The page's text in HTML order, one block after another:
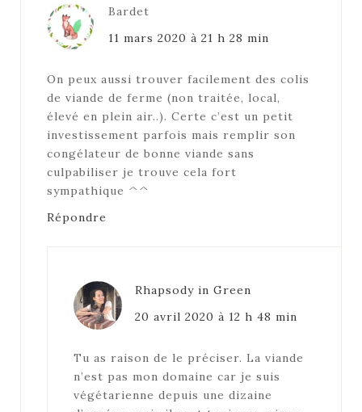
Bardet
11 mars 2020 à 21 h 28 min
On peux aussi trouver facilement des colis
de viande de ferme (non traitée, local,
élevé en plein air..). Certe c’est un petit
investissement parfois mais remplir son
congélateur de bonne viande sans
culpabiliser je trouve cela fort
sympathique ^^
Répondre
Rhapsody in Green
20 avril 2020 à 12 h 48 min
Tu as raison de le préciser. La viande
n’est pas mon domaine car je suis
végétarienne depuis une dizaine